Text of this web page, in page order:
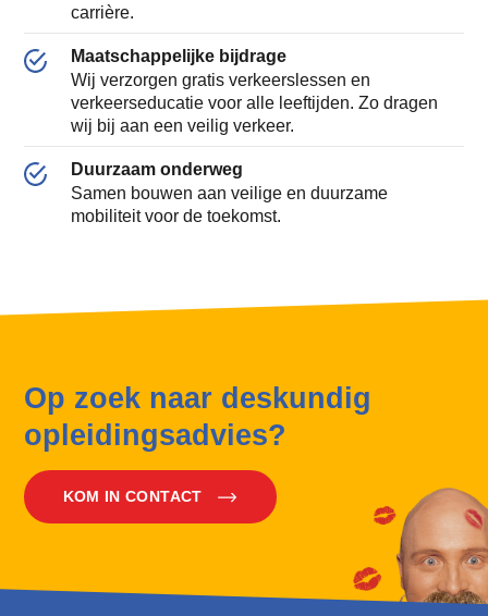
carrière.
Maatschappelijke bijdrage
Wij verzorgen gratis verkeerslessen en
verkeerseducatie voor alle leeftijden. Zo dragen
wij bij aan een veilig verkeer.
Duurzaam onderweg
Samen bouwen aan veilige en duurzame
mobiliteit voor de toekomst.
Op zoek naar deskundig
opleidingsadvies?
KOM IN CONTACT